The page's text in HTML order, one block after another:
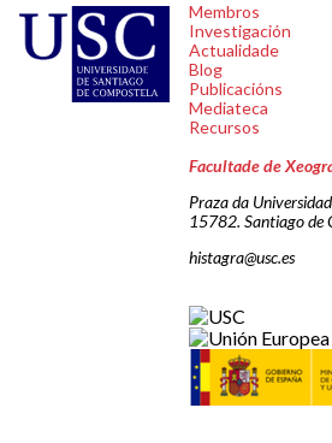
Membros
Investigación
Actualidade
Blog
Publicacións
Mediateca
Recursos
Facultade de
Praza da
15782. Santiago de
histagra@usc.es